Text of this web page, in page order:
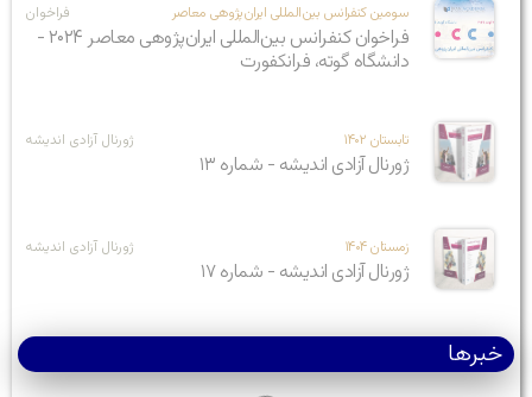
سومین کنفرانس بین‌المللی ایران‌پژوهی معاصر فراخوان
فراخوان کنفرانس بین‌المللی ایران‌پژوهی معاصر ۲۰۲۴ -
دانشگاه گوته، فرانکفورت
تابستان ۱۴۰۲ ژورنال آزادی اندیشه
ژورنال آزادی اندیشه - شماره ۱۳
زمستان ۱۴۰۴ ژورنال آزادی اندیشه
ژورنال آزادی اندیشه - شماره ۱۷
خبرها